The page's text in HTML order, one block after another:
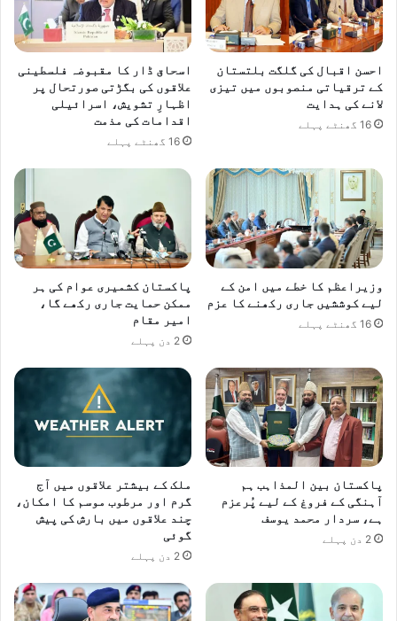
ا
ا
ع
ا
د
ہ
ہ
م
ت
ی
ی
ا
د
و
ں
ا
ر
م
ہ
د
و
ں
پ
ر
د
س
ت
خ
احسن اقبال کی گلگت بلتستان
کے ترقیاتی منصوبوں میں تیزی
لانے کی ہدایت
16 گھنٹے پہلے
اسحاق ڈار کا مقبوضہ فلسطینی
علاقوں کی بگڑتی صورتحال پر
اظہارِ تشویش، اسرائیلی
اقدامات کی مذمت
16 گھنٹے پہلے
وزیراعظم کا خطے میں امن کے
لیے کوششیں جاری رکھنے کا عزم
16 گھنٹے پہلے
پاکستان کشمیری عوام کی ہر
ممکن حمایت جاری رکھے گا،
امیر مقام
2 دن پہلے
پاکستان بین المذاہب ہم
آہنگی کے فروغ کے لیے پُرعزم
ہے، سردار محمد یوسف
2 دن پہلے
ملک کے بیشتر علاقوں میں آج
گرم اور مرطوب موسم کا امکان،
چند علاقوں میں بارش کی پیش
گوئی
2 دن پہلے